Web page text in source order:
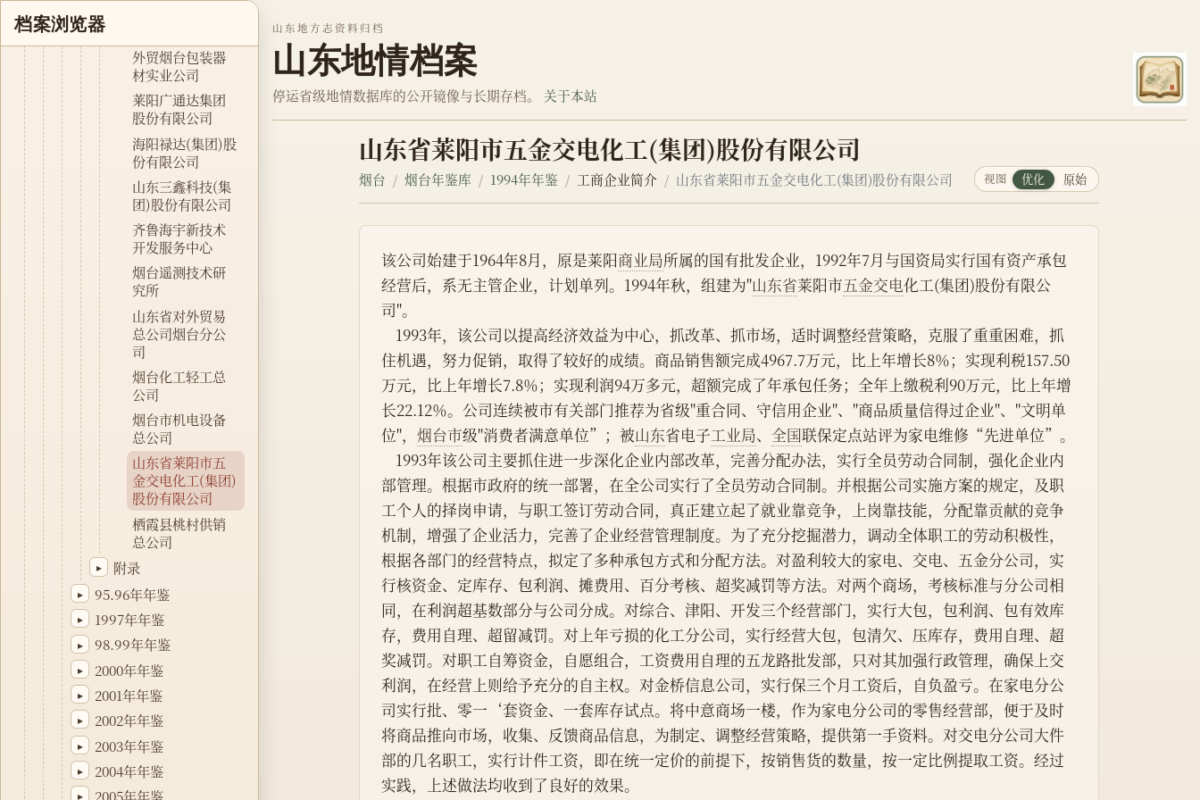
山东地方志资料归档
山东地情档案
停运省级地情数据库的公开镜像与长期存档。 关于本站
山东省莱阳市五金交电化工(集团)股份有限公司
烟台 烟台年鉴库 1994年年鉴 工商企业简介 山东省莱阳市五金交电化工(集团)股份有限公司 视图 优化 原始
档案浏览器
限公司
外贸烟台包装器
材实业公司
莱阳广通达集团
股份有限公司
海阳禄达(集团)股
份有限公司
山东三鑫科技(集
团)股份有限公司
齐鲁海宇新技术
开发服务中心
烟台遥测技术研
究所
山东省对外贸易
总公司烟台分公
司
烟台化工轻工总
公司
烟台市机电设备
总公司
山东省莱阳市五
金交电化工(集团)
股份有限公司
栖霞县桃村供销
总公司
▸ 附录
▸ 95.96年年鉴
▸ 1997年年鉴
▸ 98.99年年鉴
▸ 2000年年鉴
▸ 2001年年鉴
▸ 2002年年鉴
▸ 2003年年鉴
▸ 2004年年鉴
▸ 2005年年鉴
该公司始建于1964年8月，原是莱阳商业局所属的国有批发企业，1992年7月与国资局实行国有资产承包
经营后，系无主管企业，计划单列。1994年秋，组建为"山东省莱阳市五金交电化工(集团)股份有限公
司"。
住机遇，努力促销，取得了较好的成绩。商品销售额完成4967.7万元，比上年增长8％；实现利税157.50
万元，比上年增长7.8％；实现利润94万多元，超额完成了年承包任务；全年上缴税利90万元，比上年增
长22.12％。公司连续被市有关部门推荐为省级"重合同、守信用企业"、"商品质量信得过企业"、"文明单
位"，烟台市级"消费者满意单位”；被山东省电子工业局、 全国联保定点站评为家电维修“先进单位”。
部管理。根据市政府的统一部署，在全公司实行了全员劳动合同制。并根据公司实施方案的规定，及职
工个人的择岗申请，与职工签订劳动合同，真正建立起了就业靠竞争，上岗靠技能，分配靠贡献的竞争
机制，增强了企业活力，完善了企业经营管理制度。为了充分挖掘潜力，调动全体职工的劳动积极性，
根据各部门的经营特点，拟定了多种承包方式和分配方法。对盈利较大的家电、交电、五金分公司，实
行核资金、定库存、包利润、摊费用、百分考核、超奖减罚等方法。对两个商场，考核标准与分公司相
同，在利润超基数部分与公司分成。对综合、津阳、开发三个经营部门，实行大包，包利润、包有效库
存，费用自理、超留减罚。对上年亏损的化工分公司，实行经营大包，包清欠、压库存，费用自理、超
奖减罚。对职工自筹资金，自愿组合，工资费用自理的五龙路批发部，只对其加强行政管理，确保上交
利润，在经营上则给予充分的自主权。对金桥信息公司，实行保三个月工资后，自负盈亏。在家电分公
司实行批、零一‘套资金、一套库存试点。将中意商场一楼，作为家电分公司的零售经营部，便于及时
将商品推向市场，收集、反馈商品信息，为制定、调整经营策略，提供第一手资料。对交电分公司大件
部的几名职工，实行计件工资，即在统一定价的前提下，按销售货的数量，按一定比例提取工资。经过
实践，上述做法均收到了良好的效果。